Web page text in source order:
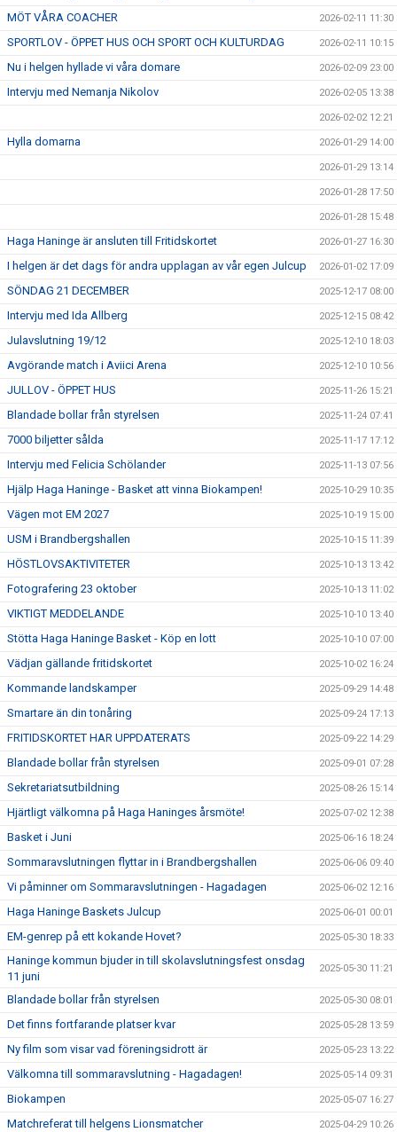
MÖT VÅRA COACHER 2026-02-11 11:30
SPORTLOV - ÖPPET HUS OCH SPORT OCH KULTURDAG 2026-02-11 10:15
Nu i helgen hyllade vi våra domare 2026-02-09 23:00
Intervju med Nemanja Nikolov 2026-02-05 13:38
2026-02-02 12:21
Hylla domarna 2026-01-29 14:00
2026-01-29 13:14
2026-01-28 17:50
2026-01-28 15:48
Haga Haninge är ansluten till Fritidskortet 2026-01-27 16:30
I helgen är det dags för andra upplagan av vår egen Julcup 2026-01-02 17:09
SÖNDAG 21 DECEMBER 2025-12-17 08:00
Intervju med Ida Allberg 2025-12-15 08:42
Julavslutning 19/12 2025-12-10 18:03
Avgörande match i Aviici Arena 2025-12-10 10:56
JULLOV - ÖPPET HUS 2025-11-26 15:21
Blandade bollar från styrelsen 2025-11-24 07:41
7000 biljetter sålda 2025-11-17 17:12
Intervju med Felicia Schölander 2025-11-13 07:56
Hjälp Haga Haninge - Basket att vinna Biokampen! 2025-10-29 10:35
Vägen mot EM 2027 2025-10-19 15:00
USM i Brandbergshallen 2025-10-15 11:39
HÖSTLOVSAKTIVITETER 2025-10-13 13:42
Fotografering 23 oktober 2025-10-13 11:02
VIKTIGT MEDDELANDE 2025-10-10 13:40
Stötta Haga Haninge Basket - Köp en lott 2025-10-10 07:00
Vädjan gällande fritidskortet 2025-10-02 16:24
Kommande landskamper 2025-09-29 14:48
Smartare än din tonåring 2025-09-24 17:13
FRITIDSKORTET HAR UPPDATERATS 2025-09-22 14:29
Blandade bollar från styrelsen 2025-09-01 07:28
Sekretariatsutbildning 2025-08-26 15:14
Hjärtligt välkomna på Haga Haninges årsmöte! 2025-07-02 12:38
Basket i Juni 2025-06-16 18:24
Sommaravslutningen flyttar in i Brandbergshallen 2025-06-06 09:40
Vi påminner om Sommaravslutningen - Hagadagen 2025-06-02 12:16
Haga Haninge Baskets Julcup 2025-06-01 00:01
EM-genrep på ett kokande Hovet? 2025-05-30 18:33
Haninge kommun bjuder in till skolavslutningsfest onsdag
11 juni
2025-05-30 11:21
Blandade bollar från styrelsen 2025-05-30 08:01
Det finns fortfarande platser kvar 2025-05-28 13:59
Ny film som visar vad föreningsidrott är 2025-05-23 13:22
Välkomna till sommaravslutning - Hagadagen! 2025-05-14 09:31
Biokampen 2025-05-07 16:27
Matchreferat till helgens Lionsmatcher 2025-04-29 10:26